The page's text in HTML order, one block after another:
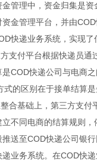
管理中，资金归集是资
金管理平台，并由
快递业务系统，实现
支付平台根据快递员通
COD快递公司与电商之
的区别在于接单结算
合基础上，第三方支付
不同电商的结算规则
送至COD快递公司银
业务系统。在COD快